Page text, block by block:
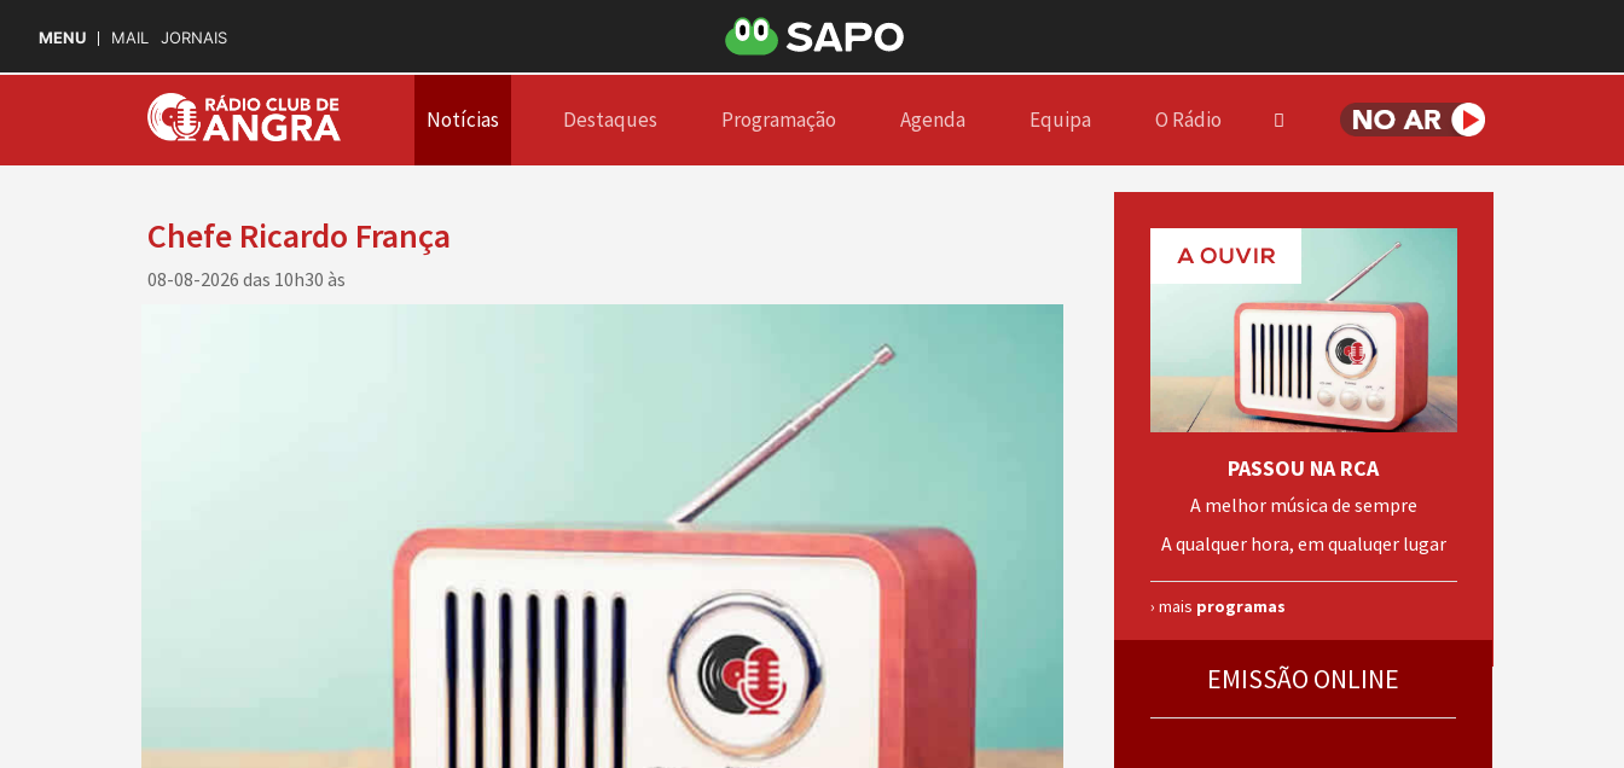
MENU MAIL JORNAIS
Notícias Destaques Programação Agenda Equipa O Rádio
Chefe Ricardo França
08-08-2026 das 10h30 às
PASSOU NA RCA
A melhor música de sempre
A qualquer hora, em qualuqer lugar
› mais programas
EMISSÃO ONLINE